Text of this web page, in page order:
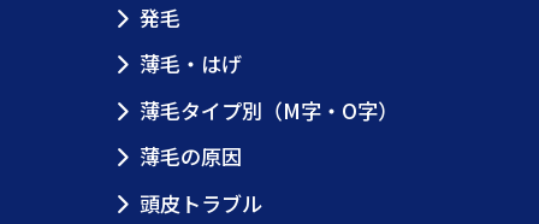
発毛
薄毛・はげ
薄毛タイプ別（M字・O字）
薄毛の原因
頭皮トラブル